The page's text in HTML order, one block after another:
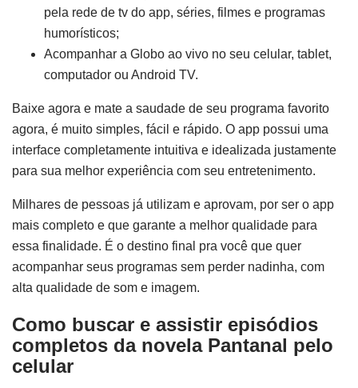
pela rede de tv do app, séries, filmes e programas
humorísticos;
Acompanhar a Globo ao vivo no seu celular, tablet,
computador ou Android TV.
Baixe agora e mate a saudade de seu programa favorito
agora, é muito simples, fácil e rápido. O app possui uma
interface completamente intuitiva e idealizada justamente
para sua melhor experiência com seu entretenimento.
Milhares de pessoas já utilizam e aprovam, por ser o app
mais completo e que garante a melhor qualidade para
essa finalidade. É o destino final pra você que quer
acompanhar seus programas sem perder nadinha, com
alta qualidade de som e imagem.
Como buscar e assistir episódios
completos da novela Pantanal pelo
celular